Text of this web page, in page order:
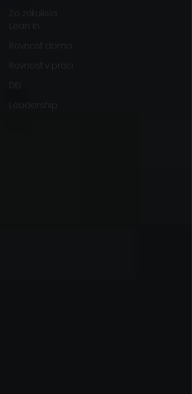
Zo zákulisia
Lean In
Rovnosť doma
Rovnosť v práci
DEI
Leadership